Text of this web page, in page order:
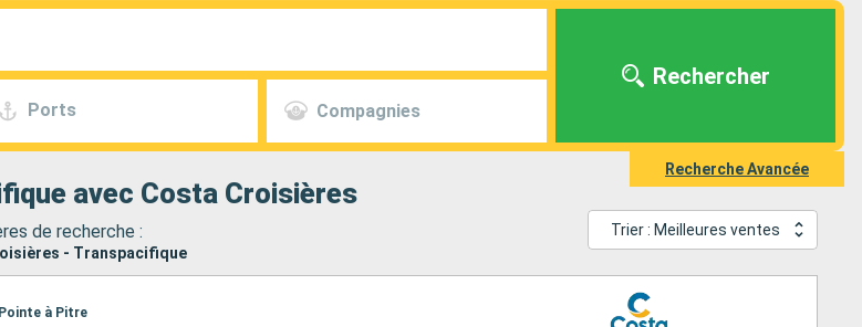
Ports Compagnies
Rechercher
Recherche Avancée
avec Costa Croisières
de recherche :
- Transpacifique
Trier : Meilleures ventes
à Pitre